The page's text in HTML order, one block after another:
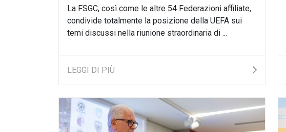
La FSGC, così come le altre 54 Federazioni affiliate,
condivide totalmente la posizione della UEFA sui
temi discussi nella riunione straordinaria di ...
LEGGI DI PIÙ